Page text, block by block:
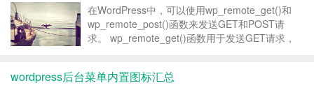
在WordPress中，可以使用wp_remote_get()和
wp_remote_post()函数来发送GET和POST请
求。 wp_remote_get()函数用于发送GET请求，
wordpress后台菜单内置图标汇总